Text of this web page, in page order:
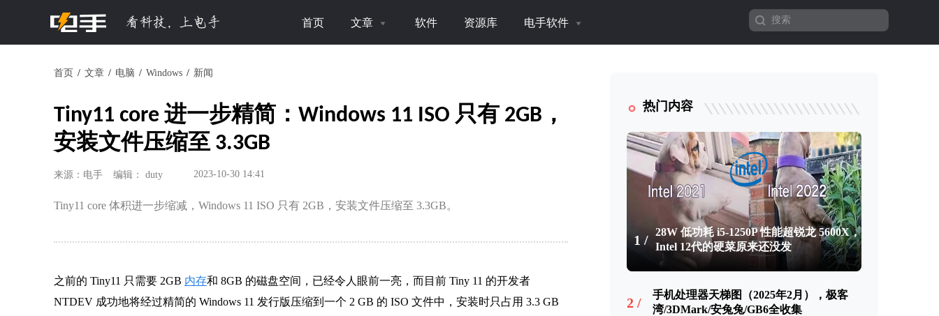
首页 文章 软件 资源库 电手软件
首页 文章 电脑 Windows 新闻
Tiny11 core 进一步精简：Windows 11 ISO 只有 2GB，
安装文件压缩至 3.3GB
来源：电手 编辑： duty 2023-10-30 14:41
Tiny11 core 体积进一步缩减，Windows 11 ISO 只有 2GB，安装文件压缩至 3.3GB。
之前的 Tiny11 只需要 2GB 内存和 8GB 的磁盘空间，已经令人眼前一亮，而目前 Tiny 11 的开发者
NTDEV 成功地将经过精简的 Windows 11 发行版压缩到一个 2 GB 的 ISO 文件中，安装时只占用 3.3 GB
热门内容
1 /
28W 低功耗 i5-1250P 性能超锐龙 5600X，
Intel 12代的硬菜原来还没发
2 /
手机处理器天梯图（2025年2月），极客
湾/3DMark/安兔兔/GB6全收集